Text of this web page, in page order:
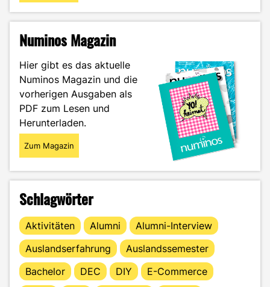
Stunden
Mein
Kurztrip
nach
Nizza
und
Monaco"
Numinos Magazin
Hier gibt es das aktuelle
Numinos Magazin und die
vorherigen Ausgaben als
PDF zum Lesen und
Herunterladen.
Zum Magazin
Schlagwörter
Aktivitäten Alumni
Alumni-Interview
Auslandserfahrung
Auslandssemester
Bachelor
DEC DIY
E-Commerce